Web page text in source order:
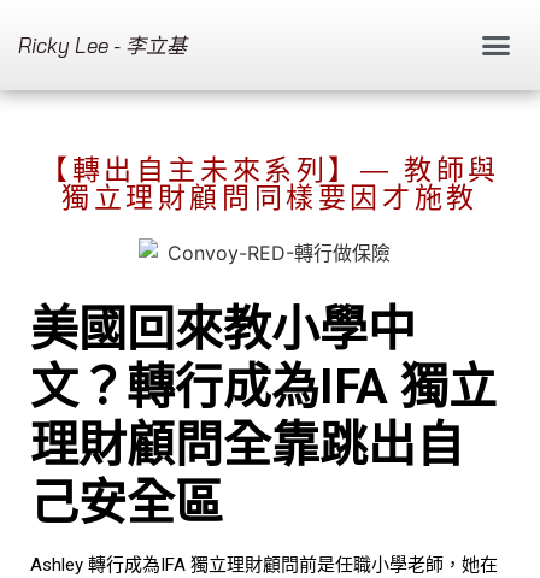
Ricky Lee - 李立基
【轉出自主未來系列】— 教師與
獨立理財顧問同樣要因才施教
美國回來教小學中
文？轉行成為IFA 獨立
理財顧問全靠跳出自
己安全區
Ashley 轉行成為IFA 獨立理財顧問前是任職小學老師，她在